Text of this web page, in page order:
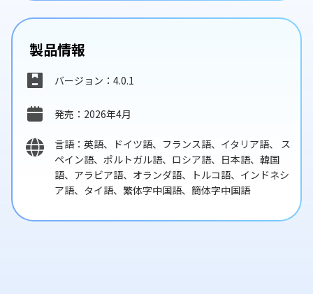
製品情報
バージョン：4.0.1
発売：2026年4月
言語：英語、ドイツ語、フランス語、イタリア語、 ス
ペイン語、ポルトガル語、ロシア語、日本語、韓国
語、アラビア語、オランダ語、トルコ語、インドネシ
ア語、タイ語、繁体字中国語、簡体字中国語